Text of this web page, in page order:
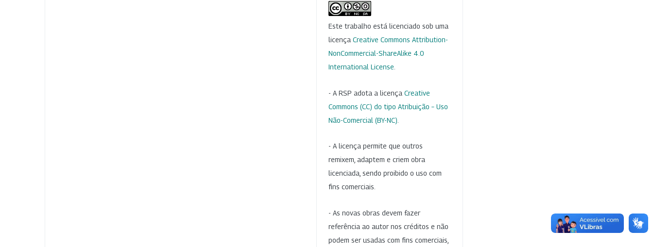
Este trabalho está licenciado sob uma
licença Creative Commons Attribution-
NonCommercial-ShareAlike 4.0
International License
- A RSP adota a licença Creative
Commons (CC) do tipo Atribuição – Uso
Não-Comercial (BY-NC)
- A licença permite que outros
remixem, adaptem e criem obra
licenciada, sendo proibido o uso com
fins comerciais.
- As novas obras devem fazer
referência ao autor nos créditos e não
podem ser usadas com fins comerciais,